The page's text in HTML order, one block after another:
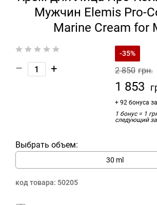
Мужчин Elemis Pro-
Marine Cream for
– +
-35%
2 850 грн.
1 853
+ 92 бонуса
1 бонус = 1
следующий
Выбрать объем:
30 ml
код товара: 50205